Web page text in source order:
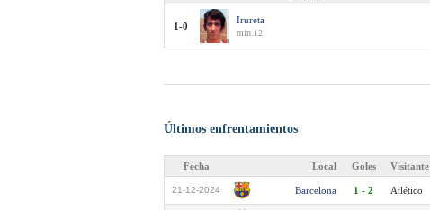
1-0
Irureta
min.12
Últimos enfrentamientos
Fecha Local Goles Visitante
21-12-2024 Barcelona 1 - 2 Atlético